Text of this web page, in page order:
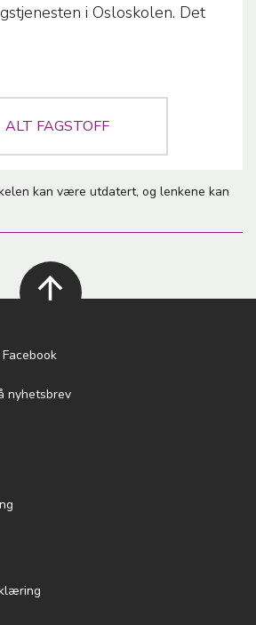
i Osloskolen. Det
ALT FAGSTOFF
kan være utdatert, og lenkene kan
nyhetsbrev